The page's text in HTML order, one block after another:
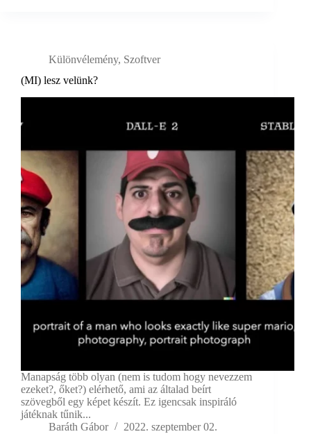
Különvélemény, Szoftver
(MI) lesz velünk?
Manapság több olyan (nem is tudom hogy nevezzem
ezeket?, őket?) elérhető, ami az általad beírt
szövegből egy képet készít. Ez igencsak inspiráló
játéknak tűnik...
Baráth Gábor
2022. szeptember 02.